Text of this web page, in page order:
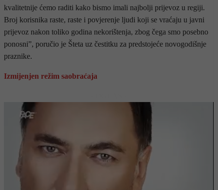
kvalitetnije ćemo raditi kako bismo imali najbolji prijevoz u regiji.
Broj korisnika raste, raste i povjerenje ljudi koji se vraćaju u javni
prijevoz nakon toliko godina nekorištenja, zbog čega smo posebno
ponosni”, poručio je Šteta uz čestitku za predstojeće novogodišnje
praznike.
Izmijenjen režim saobraćaja